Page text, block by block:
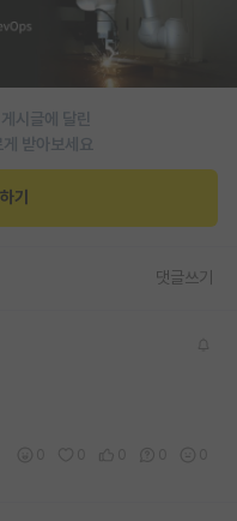
시글에 달린
받아보세요
기
댓글쓰기